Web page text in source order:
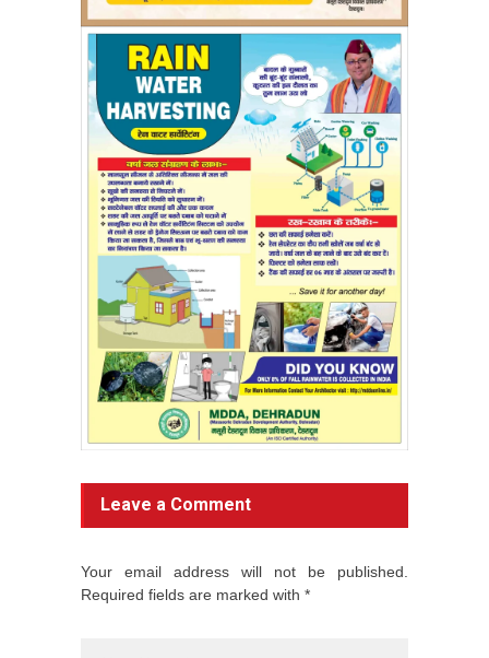
Leave a Comment
Your email address will not be published.
Required fields are marked with *